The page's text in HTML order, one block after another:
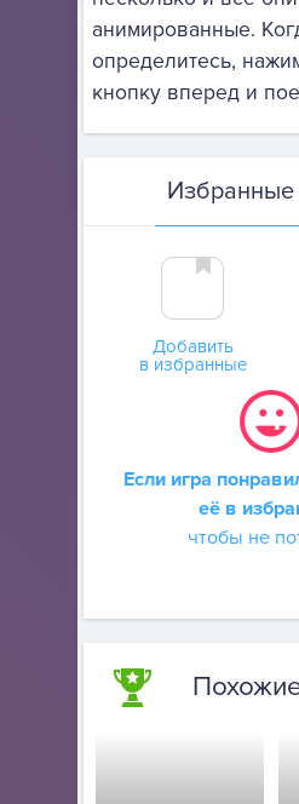
анимированные.
определитесь,
кнопку вперед и
Избранные
Добавить
в избранные
Если игра
её в
чтобы не